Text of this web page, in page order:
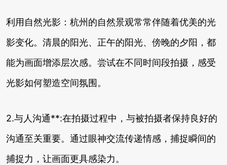
利用自然光影：杭州的自然景观常常伴随着优美的光
影变化。清晨的阳光、正午的阳光、傍晚的夕阳，都
能为画面增添层次感。尝试在不同时间段拍摄，感受
光影如何塑造空间氛围。
2.与人沟通**:在拍摄过程中，与被拍摄者保持良好的
沟通至关重要。通过眼神交流传递情感，捕捉瞬间的
捕捉力，让画面更具感染力。